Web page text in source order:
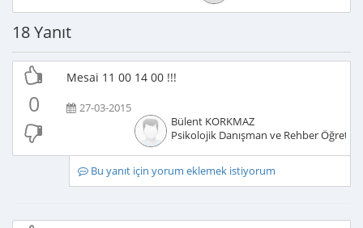
18 Yanıt
0
Mesai 11 00 14 00 !!!
27-03-2015
Bülent KORKMAZ
Psikolojik Danışman ve Rehber
Bu yanıt için yorum eklemek istiyorum